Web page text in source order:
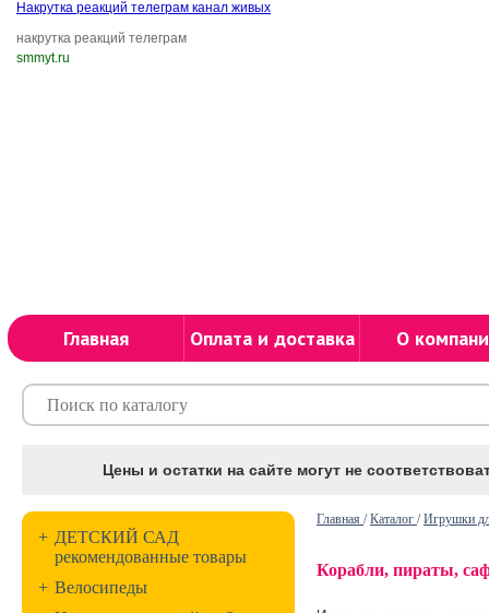
Накрутка реакций телеграм канал живых
накрутка реакций телеграм
smmyt.ru
Главная Оплата и доставка О
Цены и остатки на сайте могут не
+ ДЕТСКИЙ САД
рекомендованные товары
+ Велосипеды
Главная /Каталог /Игрушки
Корабли, пираты,